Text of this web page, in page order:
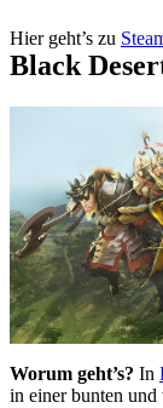
Hier geht’s zu
Black
Worum geht’s? In
in einer bunten